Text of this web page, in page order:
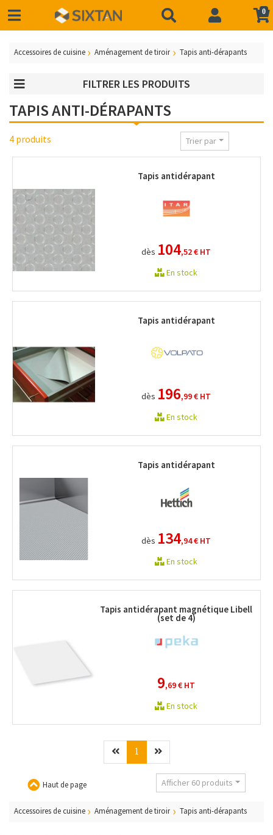
0
Accessoires de cuisine Aménagement de tiroir Tapis anti-dérapants
FILTRER LES PRODUITS
TAPIS ANTI-DÉRAPANTS
4 produits Trier par
Tapis antidérapant
dès 104,52 € HT
En stock
Tapis antidérapant
dès 196,99 € HT
En stock
Tapis antidérapant
dès 134,94 € HT
En stock
Tapis antidérapant magnétique Libell
(set de 4)
9,69 € HT
En stock
Précédent
1(current)Suivant
Haut de page Afficher 60 produits
Accessoires de cuisine Aménagement de tiroir Tapis anti-dérapants